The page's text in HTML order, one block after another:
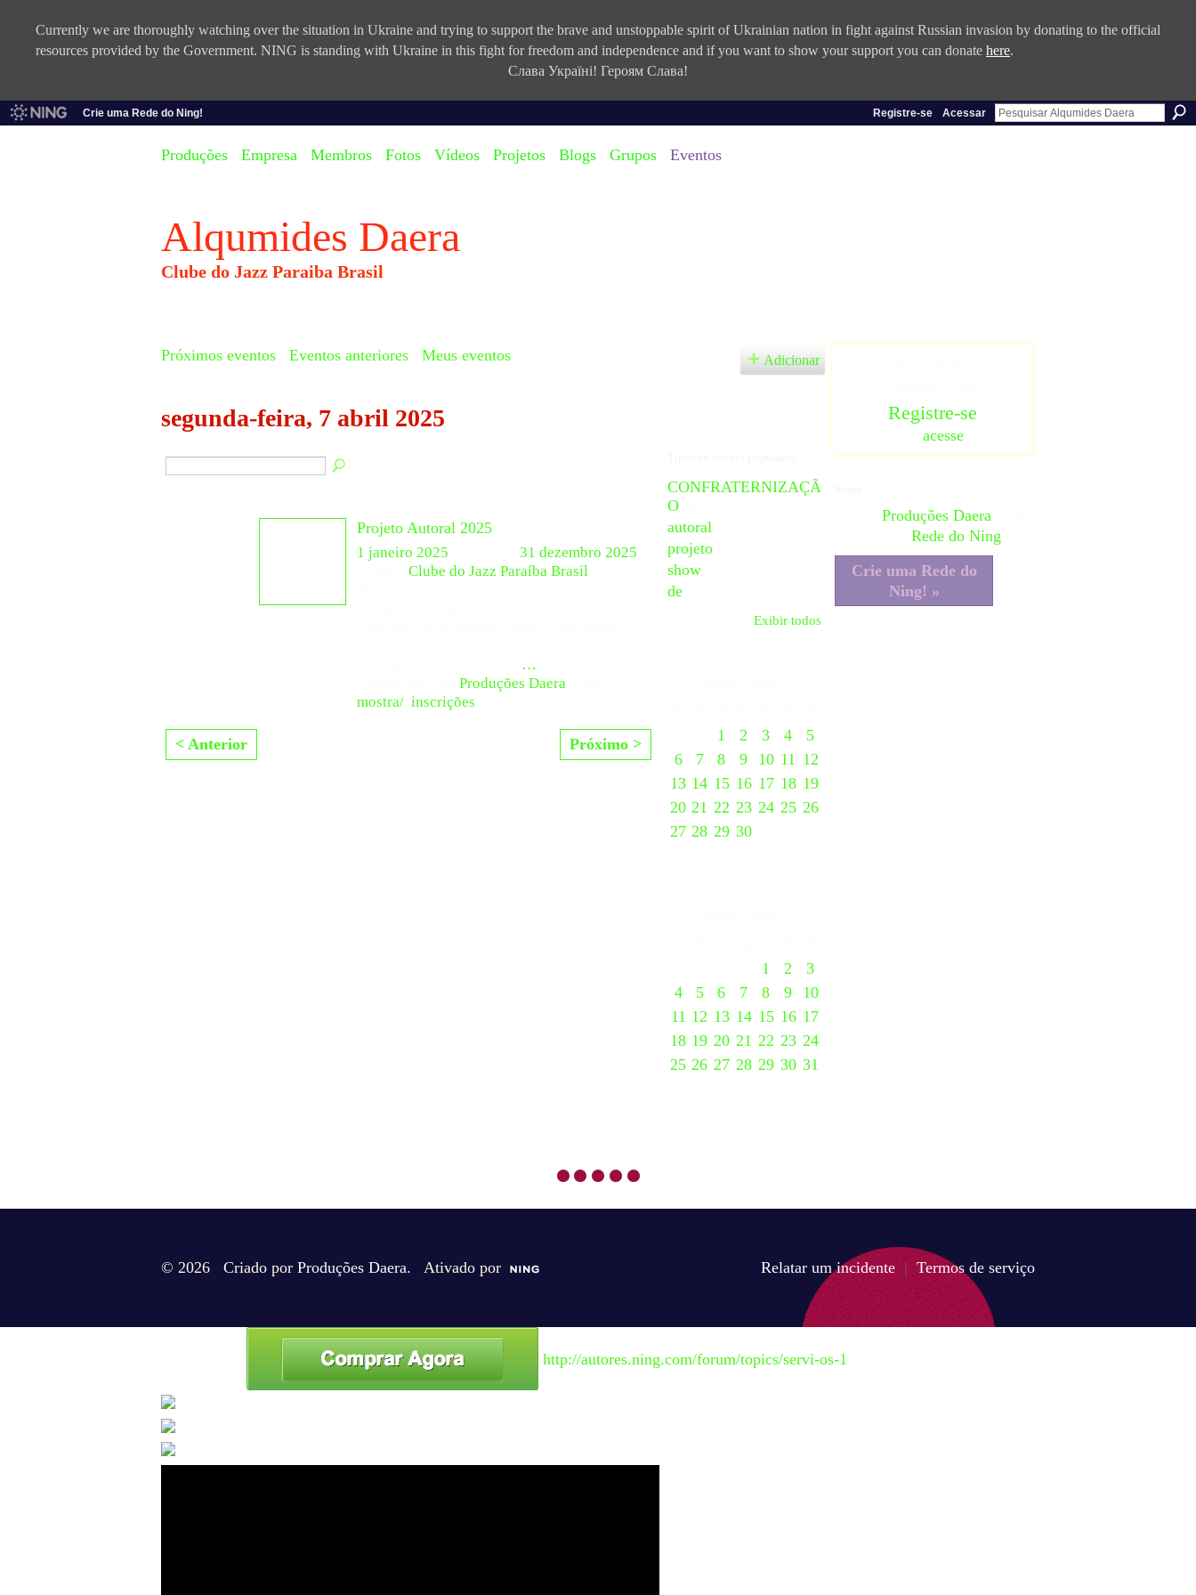
Currently we are thoroughly watching over the situation in Ukraine and trying to support the brave and unstoppable spirit of Ukrainian nation in fight against Russian invasion by donating to the official
resources provided by the Government. NING is standing with Ukraine in this fight for freedom and independence and if you want to show your support you can donate here.
Слава Україні! Героям Слава!
Crie uma Rede do Ning! Registre-se Acessar
Produções Empresa Membros Fotos Vídeos Projetos Blogs Grupos Eventos
Alqumides Daera
Clube do Jazz Paraiba Brasil
Próximos eventos Eventos anteriores Meus eventos Adicionar
segunda-feira, 7 abril 2025
Projeto Autoral 2025
1 janeiro 2025 31 dezembro 2025
Clube do Jazz Paraíba Brasil
…
Produções Daera
mostra/ inscrições
< Anterior Próximo >
CONFRATERNIZAÇÃ
O
autoral
projeto
show
de
Exibir todos
1
2 3 4
5
6
7 8 9 10 11 12
13 14 15 16 17 18 19
20 21 22 23 24 25 26
27 28 29 30
1
2
3
4
5 6 7 8 9
10
11 12 13 14 15 16 17
18 19 20 21 22 23 24
25 26 27 28 29 30 31
Registre-se
acesse
Produções Daera
Rede do Ning
Crie uma Rede do
Ning! »
© 2026 Criado por Produções Daera. Ativado por Relatar um incidente | Termos de serviço
http://autores.ning.com/forum/topics/servi-os-1